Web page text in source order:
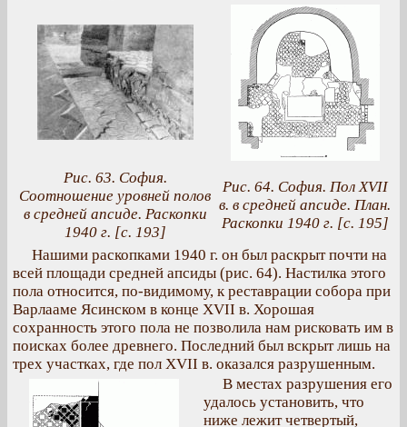
Рис. 63. София.
Соотношение уровней полов
в средней апсиде. Раскопки
1940 г. [с. 193]
Рис. 64. София. Пол XVII
в. в средней апсиде. План.
Раскопки 1940 г. [с. 195]
Нашими раскопками 1940 г. он был раскрыт почти на
всей площади средней апсиды (рис. 64). Настилка этого
пола относится, по-видимому, к реставрации собора при
Варлааме Ясинском в конце XVII в. Хорошая
сохранность этого пола не позволила нам рисковать им в
поисках более древнего. Последний был вскрыт лишь на
трех участках, где пол XVII в. оказался разрушенным.
В местах разрушения его
удалось установить, что
ниже лежит четвертый,